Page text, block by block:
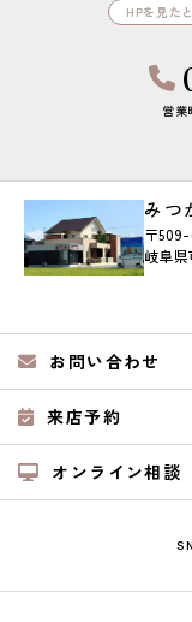
HPを見た
営業
みつ
〒
岐阜
お問い合わせ
来店予約
オンライン相談